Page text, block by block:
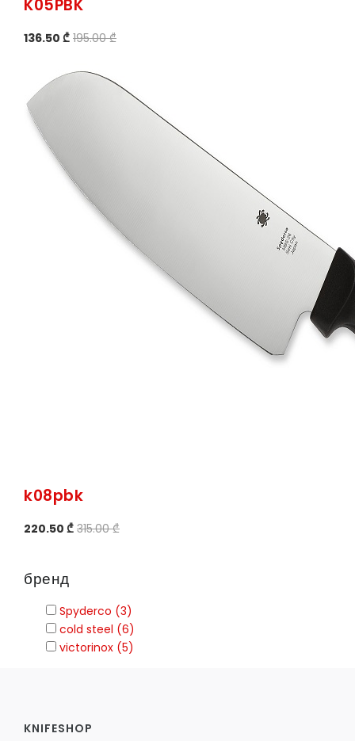
K05PBK
136.50 ₾ 195.00 ₾
k08pbk
220.50 ₾ 315.00 ₾
бренд
Spyderco (3)
cold steel (6)
victorinox (5)
KNIFESHOP